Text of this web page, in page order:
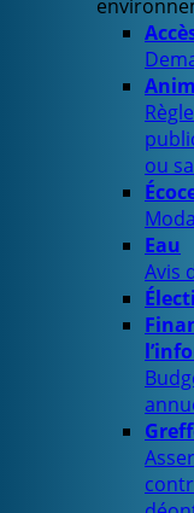
ou
Eau
Avis